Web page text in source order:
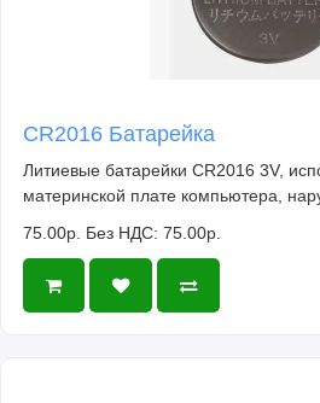
CR2016 Батарейка
Литиевые батарейки CR2016 3V,
материнской плате компьютера,
75.00р. Без НДС: 75.00р.